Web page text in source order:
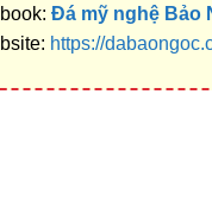
Đá mỹ nghệ Bảo
https://